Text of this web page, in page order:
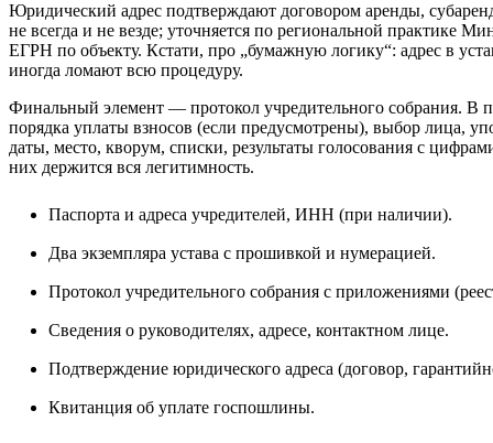
Юридический адрес подтверждают договором аренды,
не всегда и не везде; уточняется по региональной
ЕГРН по объекту. Кстати, про „бумажную логику“: адрес в
иногда ломают всю процедуру.
Финальный элемент — протокол учредительного собрания. В
порядка уплаты взносов (если предусмотрены), выбор лица,
даты, место, кворум, списки, результаты голосования с
них держится вся легитимность.
Паспорта и адреса учредителей, ИНН (при наличии).
Два экземпляра устава с прошивкой и нумерацией.
Протокол учредительного собрания с приложениями
Сведения о руководителях, адресе, контактном лице.
Подтверждение юридического адреса (договор,
Квитанция об уплате госпошлины.